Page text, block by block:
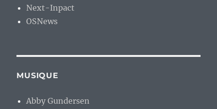
Next-Inpact
OSNews
MUSIQUE
Abby Gundersen